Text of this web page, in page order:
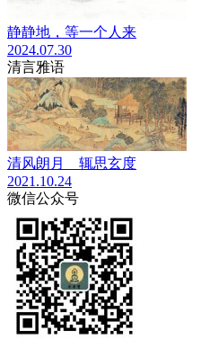
静静地，等一个人来
2024.07.30
清言雅语
清风朗月 辄思玄度
2021.10.24
微信公众号